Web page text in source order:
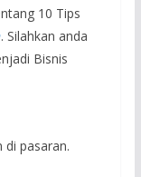
10 Tips
. Silahkan anda
Bisnis
pasaran.